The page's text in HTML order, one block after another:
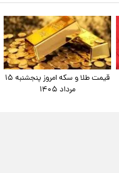
قیمت طلا و سکه امروز پنجشنبه ۱۵
مرداد ۱۴۰۵